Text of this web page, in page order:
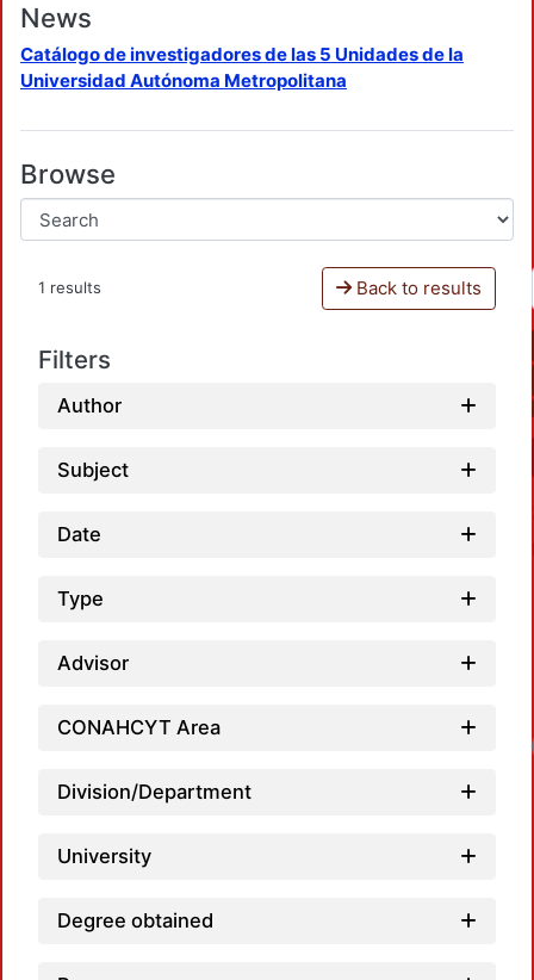
News
Catálogo de investigadores de las 5 Unidades de la
Universidad Autónoma Metropolitana
Browse
1 results Back to results
Filters
Author
Subject
Date
Type
Advisor
CONAHCYT Area
Division/Department
University
Degree obtained